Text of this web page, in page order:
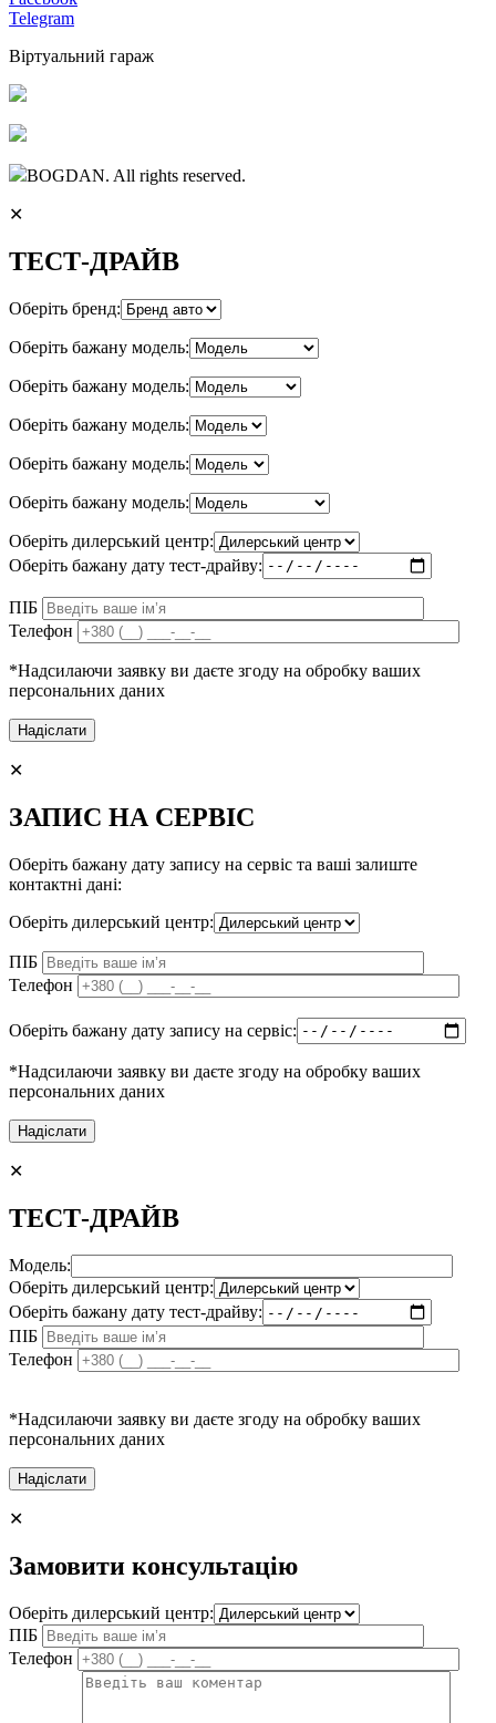
Telegram
Віртуальний гараж
BOGDAN. All rights reserved.
✕
ТЕСТ-ДРАЙВ
Оберіть бренд:
Оберіть бажану модель:
Оберіть бажану модель:
Оберіть бажану модель:
Оберіть бажану модель:
Оберіть бажану модель:
Оберіть дилерський центр:
Оберіть бажану дату тест-драйву:
ПІБ
Телефон
*Надсилаючи заявку ви даєте згоду на обробку ваших
персональних даних
✕
ЗАПИС НА СЕРВІС
Оберіть бажану дату запису на сервіс та ваші залиште
контактні дані:
Оберіть дилерський центр:
ПІБ
Телефон
Оберіть бажану дату запису на сервіс:
*Надсилаючи заявку ви даєте згоду на обробку ваших
персональних даних
✕
ТЕСТ-ДРАЙВ
Модель:
Оберіть дилерський центр:
Оберіть бажану дату тест-драйву:
ПІБ
Телефон
*Надсилаючи заявку ви даєте згоду на обробку ваших
персональних даних
✕
Замовити консультацію
Оберіть дилерський центр:
ПІБ
Телефон